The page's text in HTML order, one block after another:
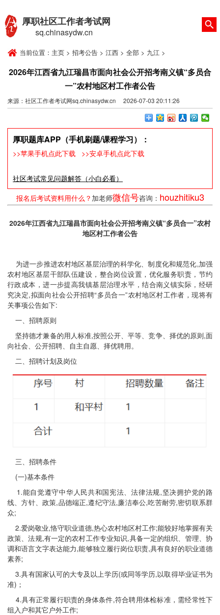
厚职社区工作者考试网
sq.chinasydw.cn
当前位置： 主页 > 招考公告 > 江西 > 全部 > 九江 >
2026年江西省九江瑞昌市面向社会公开招考南义镇“多员合
一”农村地区村工作者公告
来源：社区工作者考试网sq.chinasydw.cn 2026-07-03 20:11:26
厚职题库APP（手机刷题/课程学习）：
>>苹果手机点此下载 >>安卓手机点此下载
社区考试常见问题解答（小白必看）
报名后考试资料用什么？ 加老师微信号咨询： houzhitiku3
2026年江西省九江瑞昌市面向社会公开招考南义镇“多员合一”农村
地区村工作者公告
为进一步推进农村地区基层治理的科学化、制度化和规范化,加强
农村地区基层干部队伍建设，整合岗位设置，优化服务职责，节约
行政成本，进一步提高我镇基层治理水平，结合南义镇实际，经研
究决定,拟面向社会公开招聘“多员合一”农村地区村工作者，现将有
关事项公告如下:
一、招聘原则
坚持德才兼备的用人标准,按照公开、平等、竞争、择优的原则,面
向社会、公开招聘、自主自愿、择优聘用。
二、招聘计划及岗位
三、招聘条件
(一)基本条件
1.能自觉遵守中华人民共和国宪法、法律法规,坚决拥护党的路
线、方针、政策,品德端正,遵纪守法,廉洁奉公,吃苦耐劳,密切联系群
众;
2.爱岗敬业,恪守职业道德,热心农村地区村工作;能较好地掌握有关
政策、法规,有一定的农村工作专业知识,具备一定的组织、管理、协
调和语言文字表达能力,能够独立履行岗位职责,具有良好的职业道德
素养;
3.具有国家认可的大专及以上学历(或同等学历,以取得毕业证书为
准)；
4.具有正常履行职责的身体条件,符合聘用体检标准，需经常性下
组入户和其它户外工作;